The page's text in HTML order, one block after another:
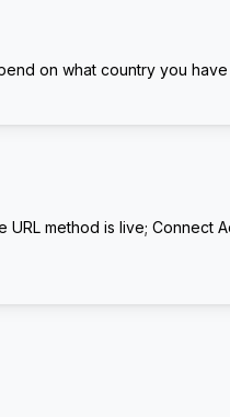
on what country you
URL method is live; Connect